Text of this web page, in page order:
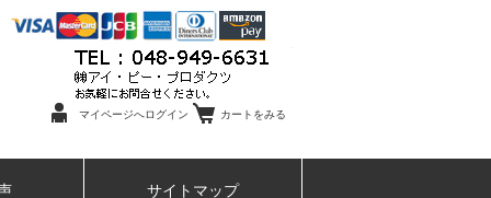
マイページへログイン カートをみる
サイトマップ